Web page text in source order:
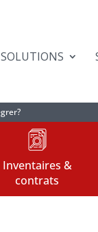
SOLUTIONS
Inventaires &
contrats